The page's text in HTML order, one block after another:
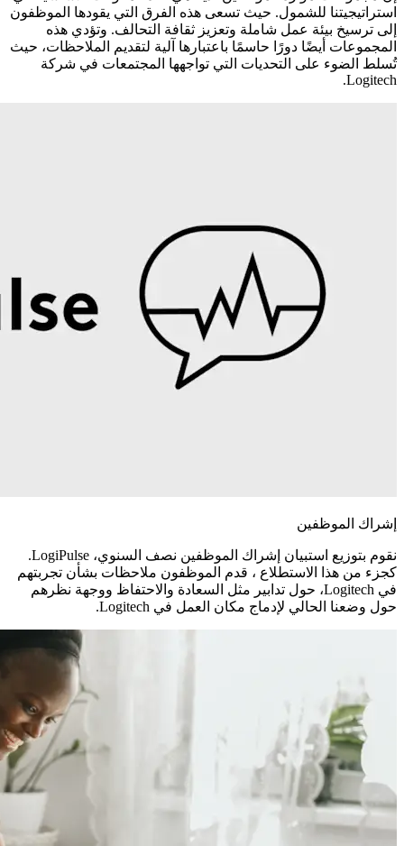
استراتيجيتنا للشمول. حيث تسعى هذه الفرق التي يقودها الموظفون
إلى ترسيخ بيئة عمل شاملة وتعزيز ثقافة التحالف. وتؤدي هذه
المجموعات أيضًا دورًا حاسمًا باعتبارها آلية لتقديم الملاحظات، حيث
تُسلط الضوء على التحديات التي تواجهها المجتمعات في شركة
Logitech.
إشراك الموظفين
نقوم بتوزيع استبيان إشراك الموظفين نصف السنوي، LogiPulse.
كجزء من هذا الاستطلاع ، قدم الموظفون ملاحظات بشأن تجربتهم
في Logitech، حول تدابير مثل السعادة والاحتفاظ ووجهة نظرهم
حول وضعنا الحالي لإدماج مكان العمل في Logitech.